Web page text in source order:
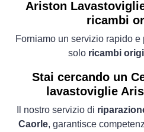
Ariston
ricambi
Forniamo un servizio rapido
solo ricambi
Stai cercando un
lavastoviglie
Il nostro servizio di
Caorle, garantisce